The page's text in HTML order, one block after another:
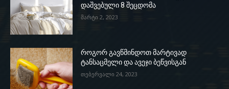
დაშვებული 8 შეცდომა
მარტი 2, 2023
როგორ გავწმინდოთ მარტივად
ტანსაცმელი და ავეჯი ბეწვისგან
თებერვალი 24, 2023